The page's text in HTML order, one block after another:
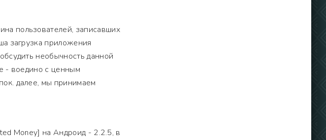
пользователей, записавших
загрузка приложения
необычность данной
- воедино с ценным
далее, мы принимаем
Money] на Андроид - 2.2.5, в